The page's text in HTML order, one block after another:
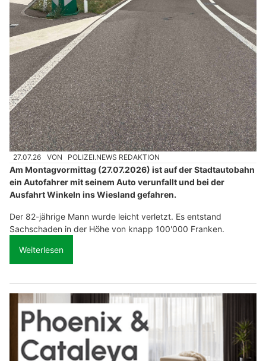
27.07.26 VON POLIZEI.NEWS REDAKTION
Am Montagvormittag (27.07.2026) ist auf der Stadtautobahn
ein Autofahrer mit seinem Auto verunfallt und bei der
Ausfahrt Winkeln ins Wiesland gefahren.
Der 82-jährige Mann wurde leicht verletzt. Es entstand
Sachschaden in der Höhe von knapp 100'000 Franken.
Weiterlesen